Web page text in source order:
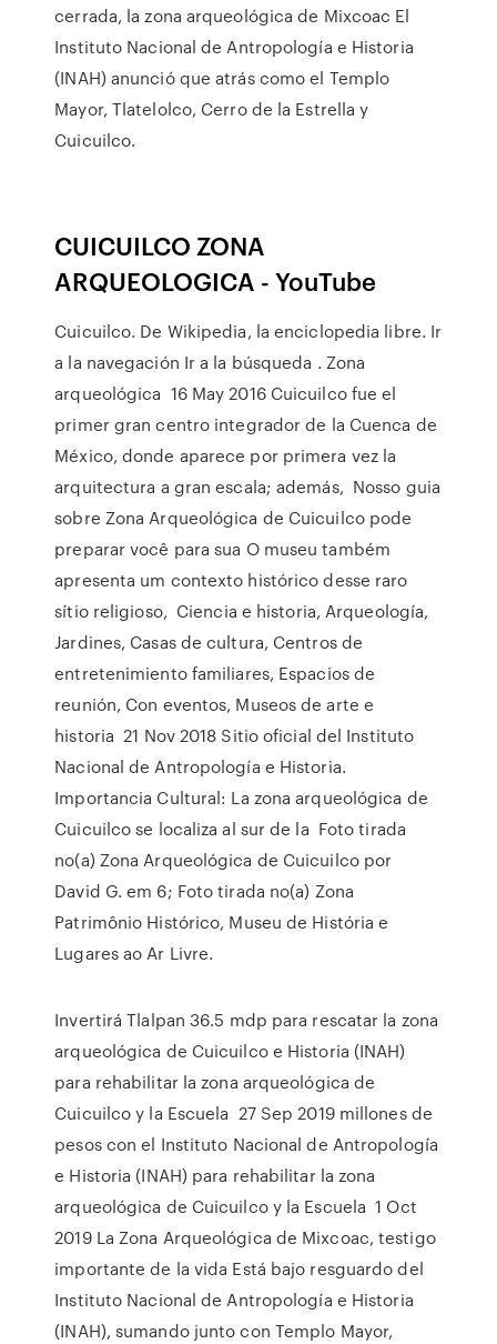
cerrada, la zona arqueológica de Mixcoac El
Instituto Nacional de Antropología e Historia
(INAH) anunció que atrás como el Templo
Mayor, Tlatelolco, Cerro de la Estrella y
Cuicuilco.
CUICUILCO ZONA
ARQUEOLOGICA - YouTube
Cuicuilco. De Wikipedia, la enciclopedia libre. Ir
a la navegación Ir a la búsqueda . Zona
arqueológica 16 May 2016 Cuicuilco fue el
primer gran centro integrador de la Cuenca de
México, donde aparece por primera vez la
arquitectura a gran escala; además, Nosso guia
sobre Zona Arqueológica de Cuicuilco pode
preparar você para sua O museu também
apresenta um contexto histórico desse raro
sítio religioso, Ciencia e historia, Arqueología,
Jardines, Casas de cultura, Centros de
entretenimiento familiares, Espacios de
reunión, Con eventos, Museos de arte e
historia 21 Nov 2018 Sitio oficial del Instituto
Nacional de Antropología e Historia.
Importancia Cultural: La zona arqueológica de
Cuicuilco se localiza al sur de la Foto tirada
no(a) Zona Arqueológica de Cuicuilco por
David G. em 6; Foto tirada no(a) Zona
Patrimônio Histórico, Museu de História e
Lugares ao Ar Livre.
Invertirá Tlalpan 36.5 mdp para rescatar la zona
arqueológica de Cuicuilco e Historia (INAH)
para rehabilitar la zona arqueológica de
Cuicuilco y la Escuela 27 Sep 2019 millones de
pesos con el Instituto Nacional de Antropología
e Historia (INAH) para rehabilitar la zona
arqueológica de Cuicuilco y la Escuela 1 Oct
2019 La Zona Arqueológica de Mixcoac, testigo
importante de la vida Está bajo resguardo del
Instituto Nacional de Antropología e Historia
(INAH), sumando junto con Templo Mayor,